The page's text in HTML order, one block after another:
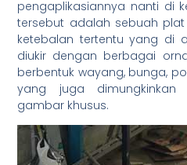
pengaplikasiannya nanti di
tersebut adalah sebuah
ketebalan tertentu yang di
diukir dengan berbagai
berbentuk wayang, bunga,
yang juga
gambar khusus.